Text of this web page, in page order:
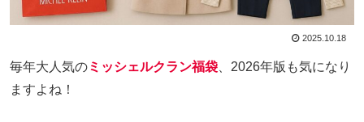
2025.10.18
毎年大人気のミッシェルクラン福袋 、2026年版も気になり
ますよね！